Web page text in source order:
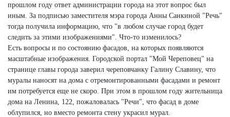
прошлом году ответ администрации города на этот вопрос был
иным. За подписью заместителя мэра города Анны Санкиной "Речь"
тогда получила информацию, что "в любом случае город будет
следить за этими изображениями". Что-то изменилось?
Есть вопросы и по состоянию фасадов, на которых появляются
масштабные изображения. Городской портал "Мой Череповец" на
странице главы города заверил череповчанку Галину Славину, что
муралы наносят на дома с отремонтированными фасадами и ремонт
им потребуется еще не скоро. При этом в прошлом году жительница
дома на Ленина, 122, пожаловалась "Речи", что фасад в доме
облупился, но вместо ремонта стену украсил мурал.